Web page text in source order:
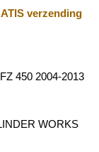
verzending
450 2004-2013
WORKS